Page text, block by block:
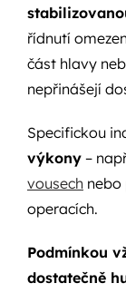
řídnutí
část hlavy
nepřinášejí
Specifickou
výkony–
vousech nebo
operacích.
Podmínkou
dostatečně